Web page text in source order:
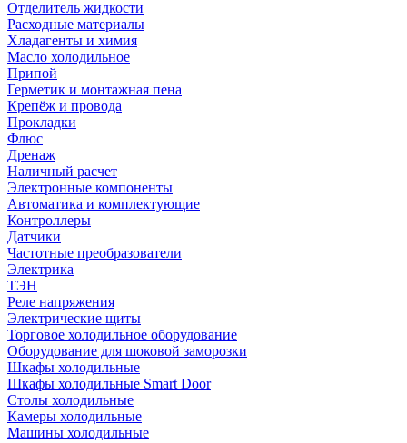
Отделитель жидкости
Расходные материалы
Хладагенты и химия
Масло холодильное
Припой
Герметик и монтажная пена
Крепёж и провода
Прокладки
Флюс
Дренаж
Наличный расчет
Электронные компоненты
Автоматика и комплектующие
Контроллеры
Датчики
Частотные преобразователи
Электрика
ТЭН
Реле напряжения
Электрические щиты
Торговое холодильное оборудование
Оборудование для шоковой заморозки
Шкафы холодильные
Шкафы холодильные Smart Door
Столы холодильные
Камеры холодильные
Машины холодильные